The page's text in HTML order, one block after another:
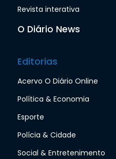
Revista interativa
O Diário News
Editorias
Acervo O Diário Online
Política & Economia
Esporte
Polícia & Cidade
Social & Entretenimento